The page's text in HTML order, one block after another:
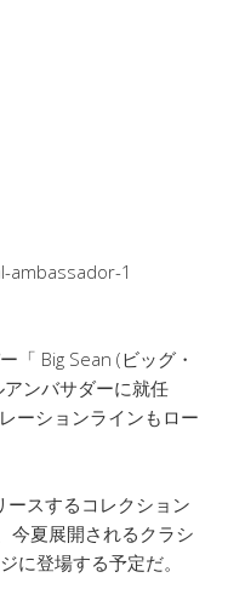
「 Big Sean (ビッグ・
ンバサダーに就任
ーションラインもロー
ースするコレクション
今夏展開されるクラシ
に登場する予定だ。